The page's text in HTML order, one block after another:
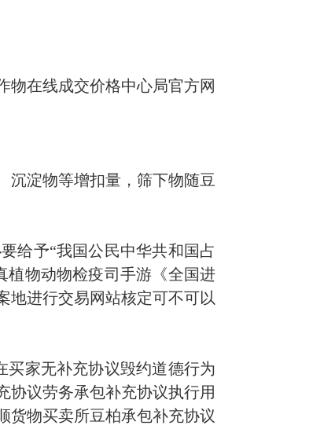
物在线成交价格中心局官方网
沉淀物等增扣量，筛下物随豆
给予“我国公民中华共和国占
植物动物检疫司 手游 《全国进
地进行交易网站核定可不可以
买家无补充协议毁约道德行为
协议劳务承包补充协议执行用
货物买卖所豆柏承包补充协议